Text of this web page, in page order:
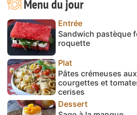
Menu du jour
Entrée
Sandwich pastèque
roquette
Plat
Pâtes crémeuses aux
courgettes et
cerises
Dessert